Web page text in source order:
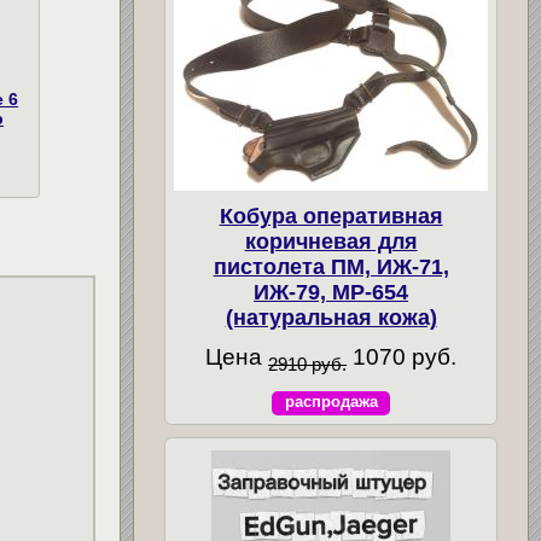
6
Кобура оперативная
коричневая для
пистолета ПМ, ИЖ-71,
ИЖ-79, МР-654
(натуральная кожа)
Цена 2910 руб. 1070 руб.
распродажа